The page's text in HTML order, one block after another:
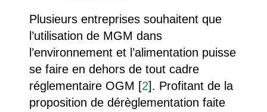
Plusieurs entreprises souhaitent que
l’utilisation de MGM dans
l’environnement et l’alimentation puisse
se faire en dehors de tout cadre
réglementaire OGM [2]. Profitant de la
proposition de dérèglementation faite